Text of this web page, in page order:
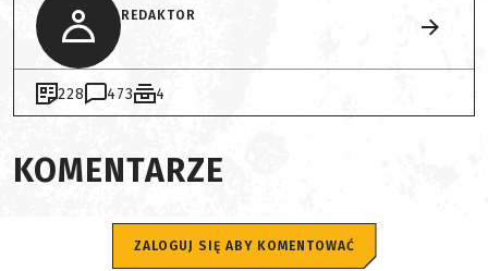
REDAKTOR
228 473 4
KOMENTARZE
ZALOGUJ SIĘ ABY KOMENTOWAĆ